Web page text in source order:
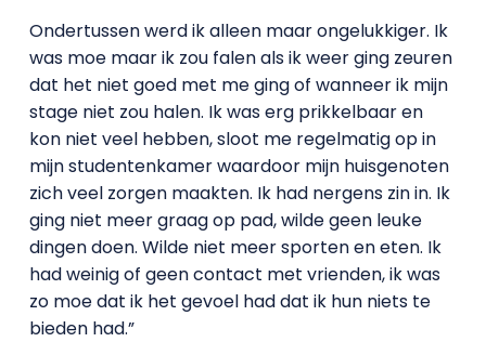
Ondertussen werd ik alleen maar ongelukkiger. Ik
was moe maar ik zou falen als ik weer ging zeuren
dat het niet goed met me ging of wanneer ik mijn
stage niet zou halen. Ik was erg prikkelbaar en
kon niet veel hebben, sloot me regelmatig op in
mijn studentenkamer waardoor mijn huisgenoten
zich veel zorgen maakten. Ik had nergens zin in. Ik
ging niet meer graag op pad, wilde geen leuke
dingen doen. Wilde niet meer sporten en eten. Ik
had weinig of geen contact met vrienden, ik was
zo moe dat ik het gevoel had dat ik hun niets te
bieden had.”